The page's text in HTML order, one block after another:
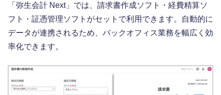
「弥生会計 Next」では、請求書作成ソフト・経費精算ソ
フト・証憑管理ソフトがセットで利用できます。自動的に
データが連携されるため、バックオフィス業務を幅広く効
率化できます。